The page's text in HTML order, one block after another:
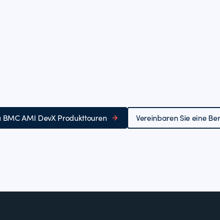
BMC AMI DevX Produkttouren Vereinbaren Sie eine